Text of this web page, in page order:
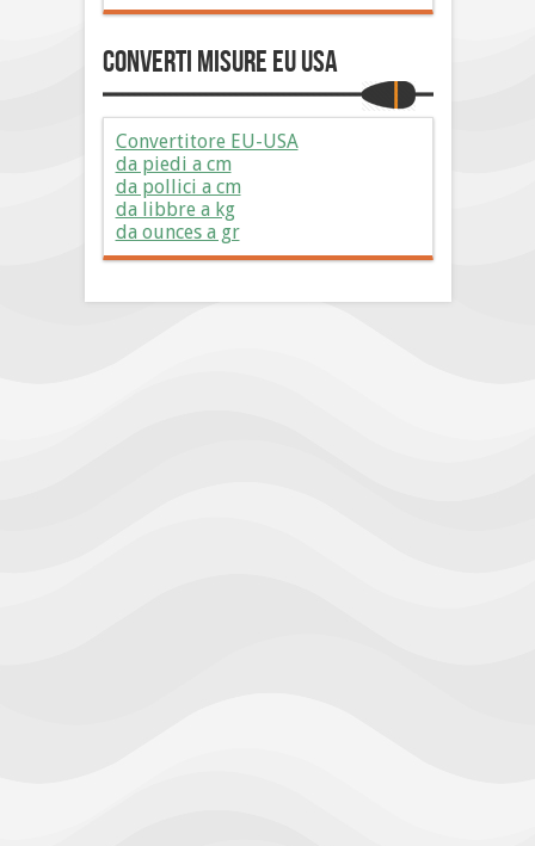
Converti Misure EU USA
Convertitore EU-USA
da piedi a cm
da pollici a cm
da libbre a kg
da ounces a gr